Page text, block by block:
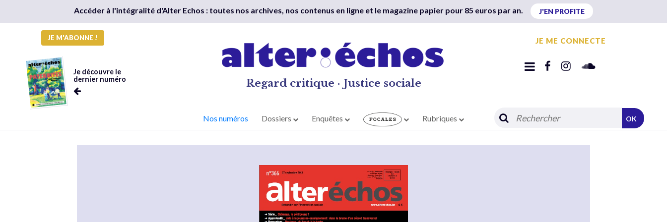
Accéder à l'intégralité d'Alter Echos : toutes nos archives, nos contenus en ligne et le magazine papier pour 85 euros par an. J'EN PROFITE
JE M'ABONNE !
Je découvre le
dernier numéro
Regard critique · Justice sociale
JE ME CONNECTE
Nos numéros Dossiers Enquêtes Rubriques OK